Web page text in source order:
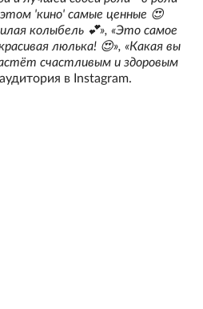
'кино' самые ценные 😍
колыбель 💕», «Это самое
люлька! 😍», «Какая вы
счастливым и здоровым
в Instagram.